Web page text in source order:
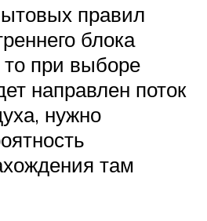
правил
блока
при выборе
направлен поток
нужно
там